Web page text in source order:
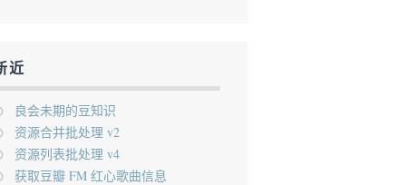
近
良会未期的豆知识
资源合并批处理 v2
资源列表批处理 v4
获取豆瓣 FM 红心歌曲信息